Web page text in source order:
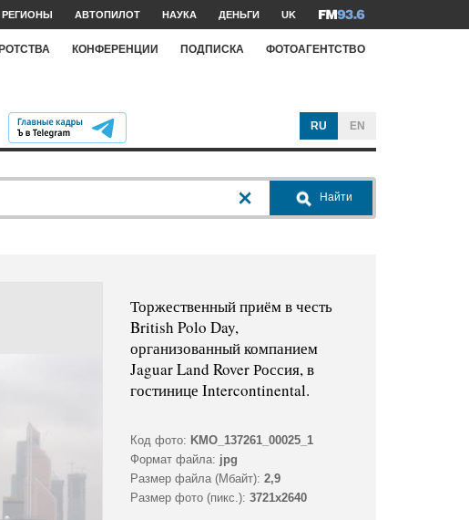
РЕГИОНЫ АВТОПИЛОТ НАУКА ДЕНЬГИ UK
КОНФЕРЕНЦИИ ПОДПИСКА ФОТОАГЕНТСТВО
RU EN
Найти
Торжественный приём в честь
British Polo Day,
организованный компанием
Jaguar Land Rover Россия, в
гостинице Intercontinental.
Код фото: KMO_137261_00025_1
Формат файла: jpg
Размер файла (Мбайт): 2,9
Размер фото (пикс.): 3721x2640